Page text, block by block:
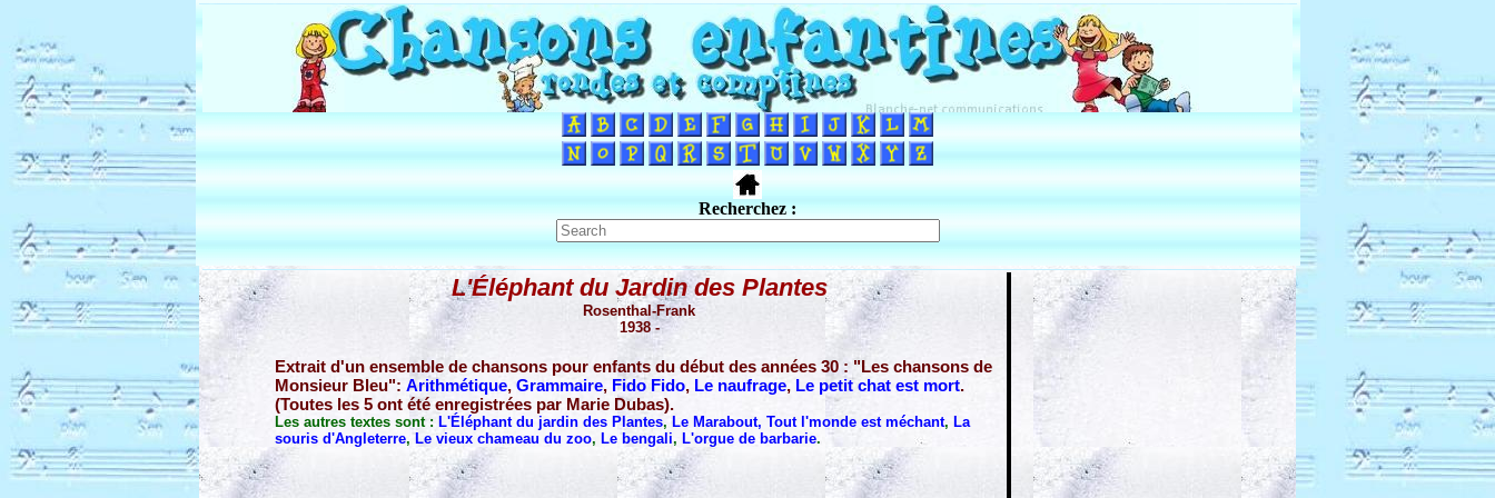
Recherchez :
L'Éléphant du Jardin des Plantes
Rosenthal-Frank
1938 -
Extrait d'un ensemble de chansons pour enfants du début des années 30 : "Les chansons de
Monsieur Bleu": Arithmétique, Grammaire, Fido Fido, Le naufrage, Le petit chat est mort.
(Toutes les 5 ont été enregistrées par Marie Dubas).
Les autres textes sont : L'Éléphant du jardin des Plantes, Le Marabout, Tout l'monde est méchant, La
souris d'Angleterre, Le vieux chameau du zoo, Le bengali, L'orgue de barbarie.